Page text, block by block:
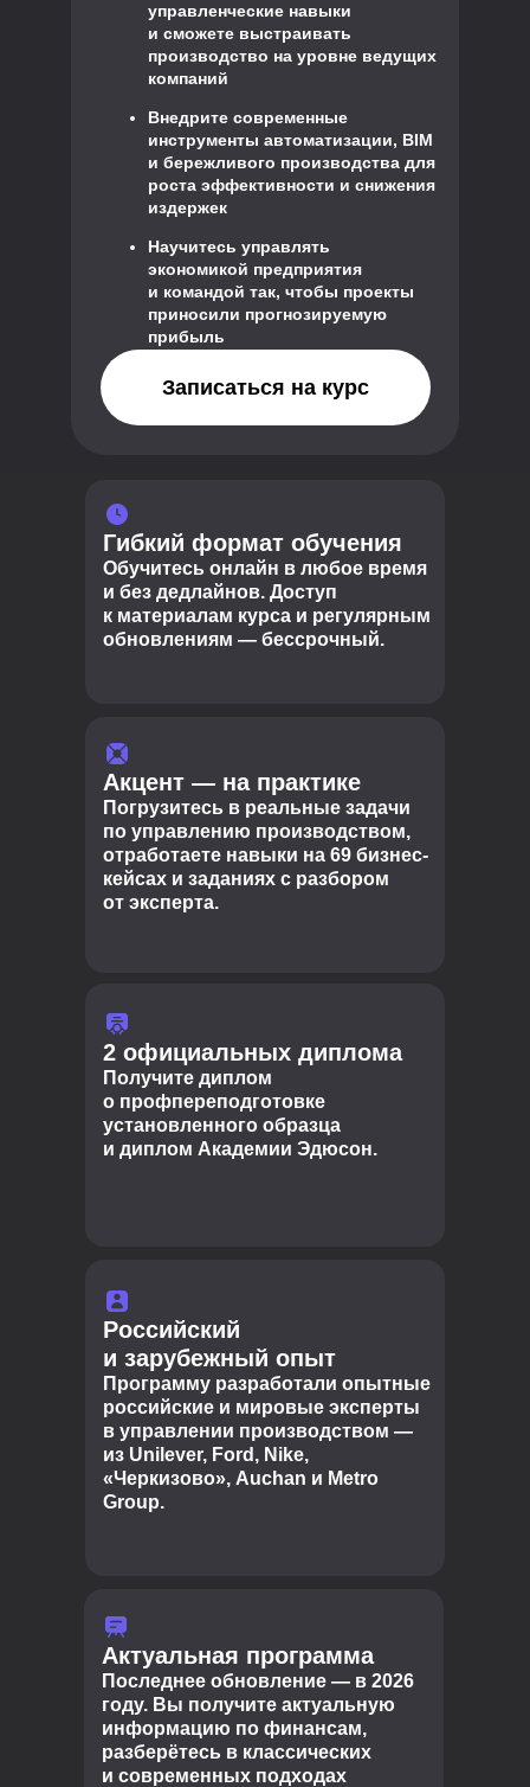
управленческие навыки
и сможете выстраивать
производство на уровне ведущих
компаний
Внедрите современные
инструменты автоматизации, BIM
и бережливого производства для
роста эффективности и снижения
издержек
Научитесь управлять
экономикой предприятия
и командой так, чтобы проекты
приносили прогнозируемую
прибыль
Записаться на курс
Актуальная программа
Последнее обновление — в 2026
году. Вы получите актуальную
информацию по финансам,
разберётесь в классических
и современных подходах
Российский
и зарубежный опыт
Программу разработали опытные
российские и мировые эксперты
в управлении производством —
из Unilever, Ford, Nike,
«Черкизово», Auchan и Metro
Group.
2 официальных диплома
Получите диплом
о профпереподготовке
установленного образца
и диплом Академии Эдюсон.
Акцент — на практике
Погрузитесь в реальные задачи
по управлению производством,
отработаете навыки на 69 бизнес-
кейсах и заданиях с разбором
от эксперта.
Гибкий формат обучения
Обучитесь онлайн в любое время
и без дедлайнов. Доступ
к материалам курса и регулярным
обновлениям — бессрочный.